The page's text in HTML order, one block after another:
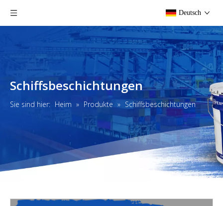
Deutsch
Schiffsbeschichtungen
Sie sind hier: Heim » Produkte » Schiffsbeschichtungen